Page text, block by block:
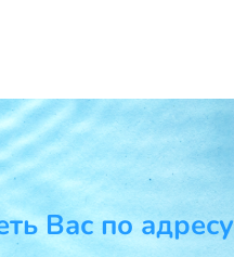
Вас по адресу